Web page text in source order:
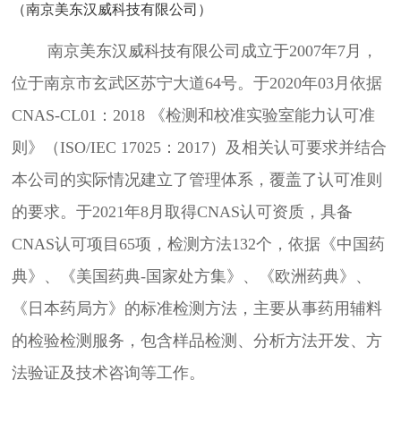
（南京美东汉威科技有限公司）
南京美东汉威科技有限公司成立于2007年7月，
位于南京市玄武区苏宁大道64号。于2020年03月依据
CNAS-CL01：2018 《检测和校准实验室能力认可准
则》（ISO/IEC 17025：2017）及相关认可要求并结合
本公司的实际情况建立了管理体系，覆盖了认可准则
的要求。于2021年8月取得CNAS认可资质，具备
CNAS认可项目65项，检测方法132个，依据《中国药
典》、《美国药典-国家处方集》、《欧洲药典》、
《日本药局方》的标准检测方法，主要从事药用辅料
的检验检测服务，包含样品检测、分析方法开发、方
法验证及技术咨询等工作。